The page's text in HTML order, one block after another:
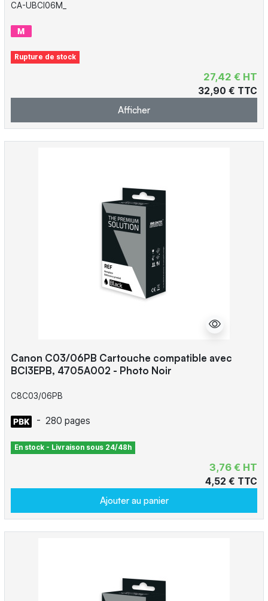
CA-UBCI06M_
Rupture de stock
27,42 € HT
32,90 € TTC
Afficher
Canon C03/06PB Cartouche compatible avec
BCI3EPB, 4705A002 - Photo Noir
C8C03/06PB
- 280 pages
En stock - Livraison sous 24/48h
3,76 € HT
4,52 € TTC
Ajouter au panier